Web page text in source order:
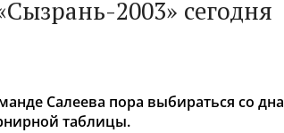
2003» сегодня
Салеева пора выбираться со дна
таблицы.